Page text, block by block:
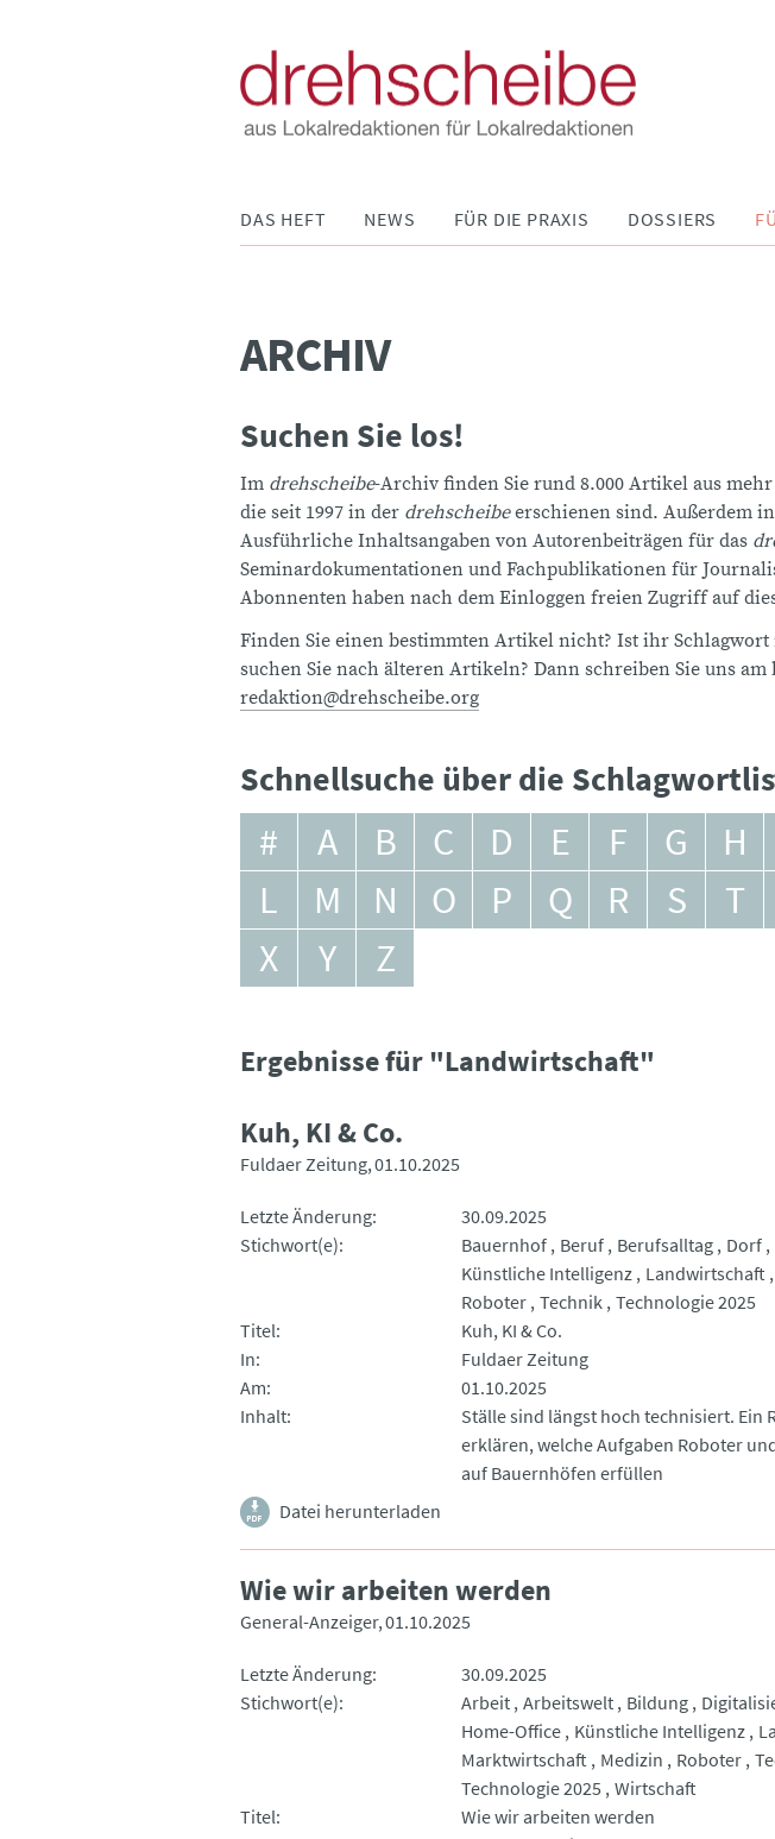
DAS HEFT NEWS FÜR DIE PRAXIS DOSSIERS
ARCHIV
Suchen Sie los!
Im drehscheibe-Archiv finden Sie rund 8.000 Artikel aus
die seit 1997 in der drehscheibeerschienen sind. Außerdem
Ausführliche Inhaltsangaben von Autorenbeiträgen für das
Seminardokumentationen und Fachpublikationen für
Abonnenten haben nach dem Einloggen freien Zugriff auf
Finden Sie einen bestimmten Artikel nicht? Ist ihr Schlagwort
suchen Sie nach älteren Artikeln? Dann schreiben Sie uns am
redaktion@drehscheibe.org
Schnellsuche über die
# A B C D E F G H
L
M N O P Q R S T
X
Y Z
Ergebnisse für "Landwirtschaft"
Kuh, KI & Co.
Fuldaer Zeitung 01.10.2025
Letzte Änderung
30.09.2025
Stichwort(e)
Bauernhof Beruf Berufsalltag Dorf
Künstliche Intelligenz
Landwirtschaft
Roboter Technik Technologie 2025
Titel
Kuh, KI & Co.
In
Fuldaer Zeitung
Am
01.10.2025
Inhalt
Ställe sind längst hoch technisiert. Ein
erklären, welche Aufgaben Roboter
auf Bauernhöfen erfüllen
Datei herunterladen
Wie wir arbeiten werden
General-Anzeiger 01.10.2025
Letzte Änderung
30.09.2025
Stichwort(e)
Arbeit Arbeitswelt Bildung
Home-Office
Künstliche Intelligenz
Marktwirtschaft
Medizin Roboter
Technologie 2025 Wirtschaft
Titel
Wie wir arbeiten werden